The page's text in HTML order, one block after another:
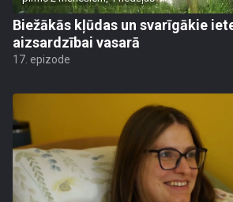
Biežākās kļūdas un svarīgākie
aizsardzībai vasarā
17. epizode